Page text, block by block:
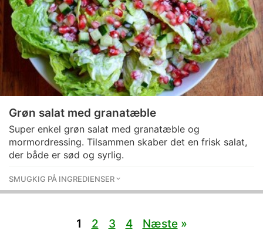
Grøn salat med granatæble
Super enkel grøn salat med granatæble og
mormordressing. Tilsammen skaber det en frisk salat,
der både er sød og syrlig.
SMUGKIG PÅ INGREDIENSER
1 2 3 4 Næste»